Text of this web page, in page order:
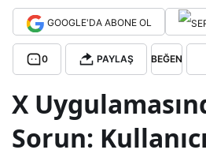
GOOGLE'DA ABONE OL
0 PAYLAŞ BEĞEN
X
Sorun:
ü
mü?
En
İyi 5
Küçük 100% Dev
Varsayılana
dön